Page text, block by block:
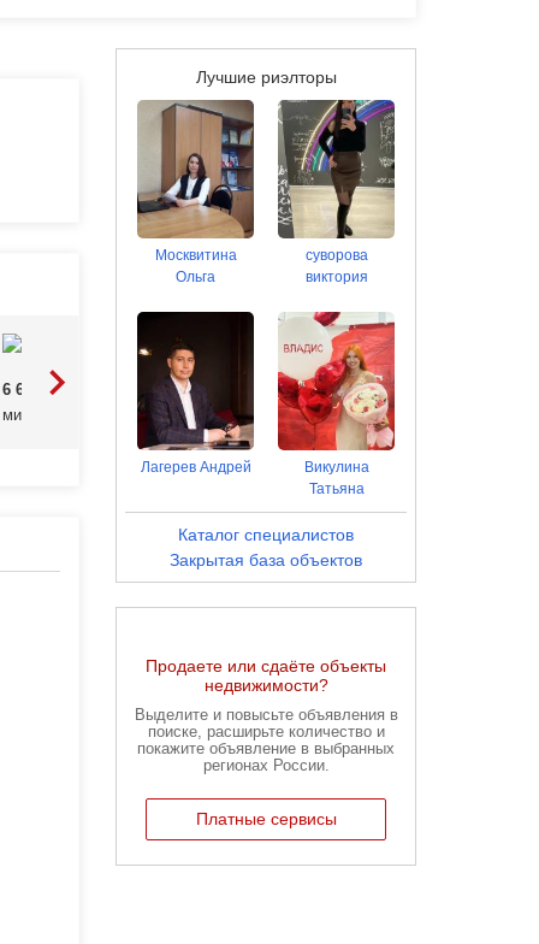
6 650 000
микрорайон 140А, 15
7 700 000Р
ул Ринчино, 21
Лучшие риэлторы
Москвитина
Ольга
суворова
виктория
Лагерев Андрей
Викулина
Татьяна
Каталог специалистов
Закрытая база объектов
Продаете или сдаёте объекты
недвижимости?
Выделите и повысьте объявления в
поиске, расширьте количество и
покажите объявление в выбранных
регионах России.
Платные сервисы